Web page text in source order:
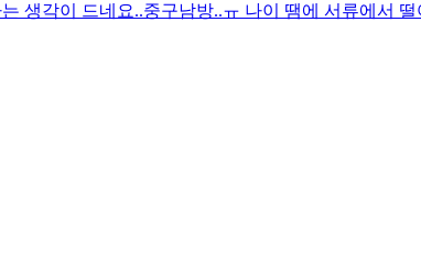
생각이 드네요..중구남방..ㅠ 나이 땜에 서류에서